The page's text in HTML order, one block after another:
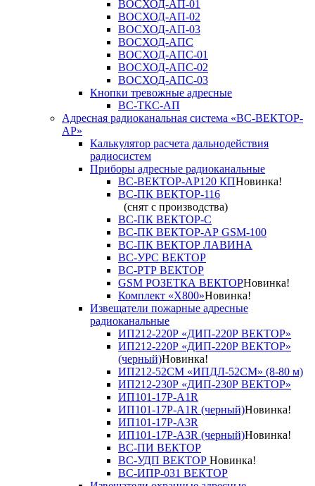
ВОСХОД-АП-01
ВОСХОД-АП-02
ВОСХОД-АП-03
ВОСХОД-АПС
ВОСХОД-АПС-01
ВОСХОД-АПС-02
ВОСХОД-АПС-03
Кнопки тревожные адресные
ВС-ТКС-АП
Адресная радиоканальная система «ВС-ВЕКТОР-
АР»
Калькулятор расчета дальнодействия
радиосистем
Приборы адресные радиоканальные
ВС-ВЕКТОР-АР120 КПНовинка!
ВС-ПК ВЕКТОР-116
(снят с производства)
ВС-ПК ВЕКТОР-С
ВС-ПК ВЕКТОР-АР GSM-100
ВС-ПК ВЕКТОР ЛАВИНА
ВС-УРС ВЕКТОР
ВС-РТР ВЕКТОР
GSM РОЗЕТКА ВЕКТОРНовинка!
Комплект «X800»Новинка!
Извещатели пожарные адресные
радиоканальные
ИП212-220Р «ДИП-220Р ВЕКТОР»
ИП212-220Р «ДИП-220Р ВЕКТОР»
(черный)Новинка!
ИП212-52СМ «ИПДЛ-52СМ» (8-80 м)
ИП212-230Р «ДИП-230Р ВЕКТОР»
ИП101-17Р-A1R
ИП101-17Р-A1R (черный)Новинка!
ИП101-17Р-A3R
ИП101-17Р-A3R (черный)Новинка!
ВС-ПИ ВЕКТОР
ВС-УДП ВЕКТОР Новинка!
ВС-ИПР-031 ВЕКТОР